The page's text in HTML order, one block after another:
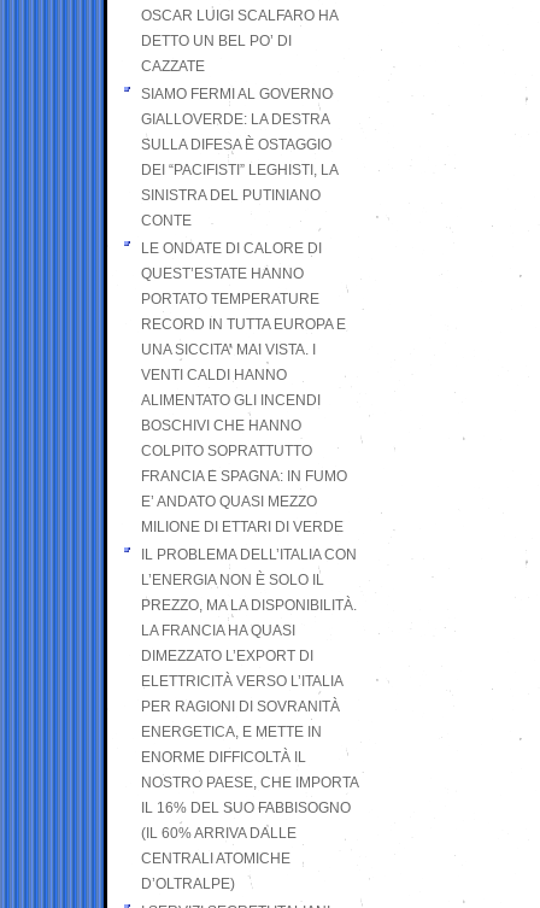
OSCAR LUIGI SCALFARO HA
DETTO UN BEL PO’ DI
CAZZATE
SIAMO FERMI AL GOVERNO
GIALLOVERDE: LA DESTRA
SULLA DIFESA È OSTAGGIO
DEI “PACIFISTI” LEGHISTI, LA
SINISTRA DEL PUTINIANO
CONTE
LE ONDATE DI CALORE DI
QUEST’ESTATE HANNO
PORTATO TEMPERATURE
RECORD IN TUTTA EUROPA E
UNA SICCITA’ MAI VISTA. I
VENTI CALDI HANNO
ALIMENTATO GLI INCENDI
BOSCHIVI CHE HANNO
COLPITO SOPRATTUTTO
FRANCIA E SPAGNA: IN FUMO
E’ ANDATO QUASI MEZZO
MILIONE DI ETTARI DI VERDE
IL PROBLEMA DELL’ITALIA CON
L’ENERGIA NON È SOLO IL
PREZZO, MA LA DISPONIBILITÀ.
LA FRANCIA HA QUASI
DIMEZZATO L’EXPORT DI
ELETTRICITÀ VERSO L’ITALIA
PER RAGIONI DI SOVRANITÀ
ENERGETICA, E METTE IN
ENORME DIFFICOLTÀ IL
NOSTRO PAESE, CHE IMPORTA
IL 16% DEL SUO FABBISOGNO
(IL 60% ARRIVA DALLE
CENTRALI ATOMICHE
D’OLTRALPE)